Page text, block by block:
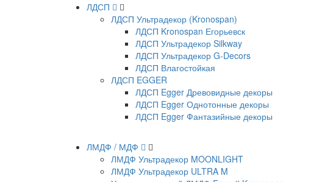
ЛДСП
ЛДСП Ультрадекор (Kronospan)
ЛДСП Kronospan Егорьевск
ЛДСП Ультрадекор Silkway
ЛДСП Ультрадекор G-Decors
ЛДСП Влагостойкая
ЛДСП EGGER
ЛДСП Egger Древовидные декоры
ЛДСП Egger Однотонные декоры
ЛДСП Egger Фантазийные декоры
ЛМДФ / МДФ
ЛМДФ Ультрадекор MOONLIGHT
ЛМДФ Ультрадекор ULTRA M